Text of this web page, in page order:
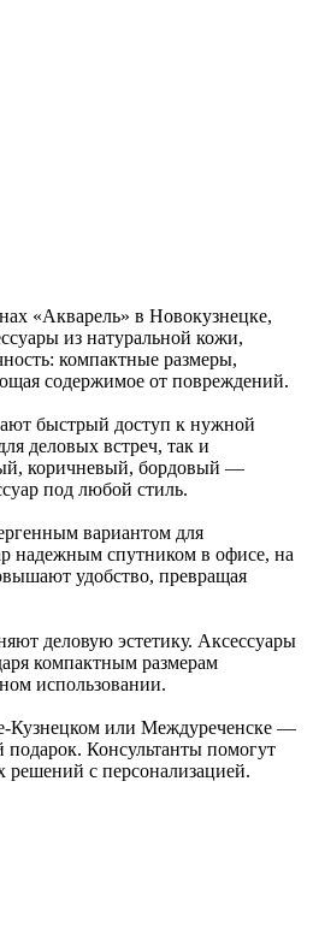
«Акварель» в Новокузнецке,
из натуральной кожи,
компактные размеры,
содержимое от повреждений.
быстрый доступ к нужной
деловых встреч, так и
коричневый, бордовый —
под любой стиль.
вариантом для
надежным спутником в офисе, на
удобство, превращая
деловую эстетику. Аксессуары
компактным размерам
использовании.
Кузнецком или Междуреченске —
Консультанты помогут
решений с персонализацией.